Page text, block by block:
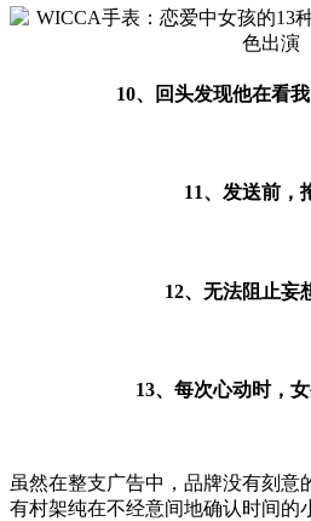
10、回头发现他在看
11、发送前，
12、无法阻止妄
13、每次心动时，
虽然在整支广告中，品牌没有刻意
有村架纯在不经意间地确认时间的